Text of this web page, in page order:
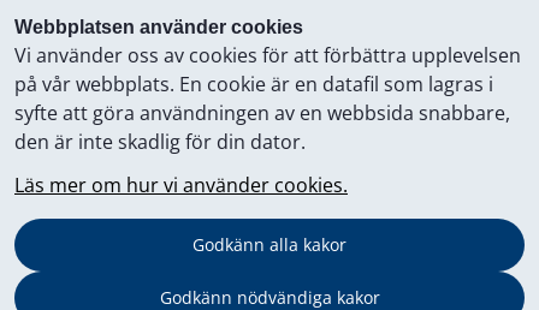
Webbplatsen använder cookies
Vi använder oss av cookies för att förbättra upplevelsen
på vår webbplats. En cookie är en datafil som lagras i
syfte att göra användningen av en webbsida snabbare,
den är inte skadlig för din dator.
Läs mer om hur vi använder cookies.
Godkänn alla kakor
Godkänn nödvändiga kakor